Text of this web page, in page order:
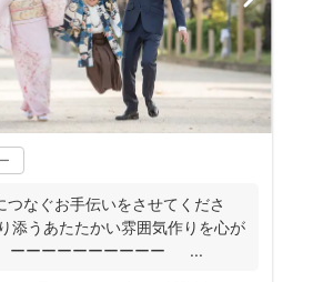
つなぐお手伝いをさせてくださ
添うあたたかい雰囲気作りを心が
ーーーーーーーーー ...